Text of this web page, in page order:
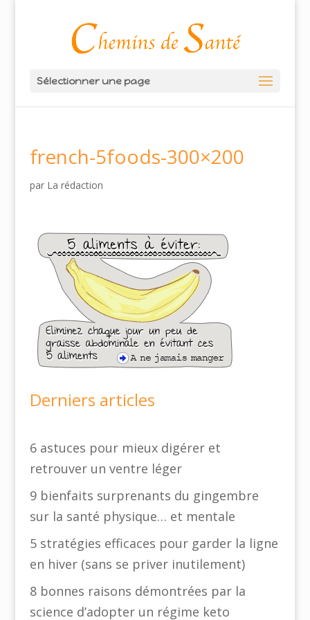
Sélectionner une page
french-5foods-300×200
par La rédaction
Derniers articles
6 astuces pour mieux digérer et
retrouver un ventre léger
9 bienfaits surprenants du gingembre
sur la santé physique… et mentale
5 stratégies efficaces pour garder la ligne
en hiver (sans se priver inutilement)
8 bonnes raisons démontrées par la
science d’adopter un régime keto